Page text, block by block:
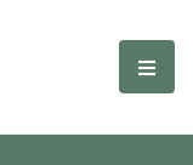
期刊 選